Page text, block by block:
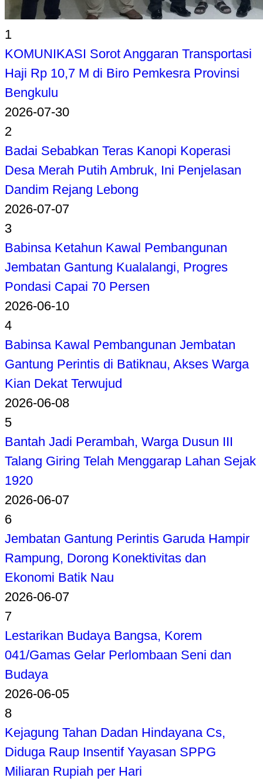
1
KOMUNIKASI Sorot Anggaran Transportasi
Haji Rp 10,7 M di Biro Pemkesra Provinsi
Bengkulu
2026-07-30
2
Badai Sebabkan Teras Kanopi Koperasi
Desa Merah Putih Ambruk, Ini Penjelasan
Dandim Rejang Lebong
2026-07-07
3
Babinsa Ketahun Kawal Pembangunan
Jembatan Gantung Kualalangi, Progres
Pondasi Capai 70 Persen
2026-06-10
4
Babinsa Kawal Pembangunan Jembatan
Gantung Perintis di Batiknau, Akses Warga
Kian Dekat Terwujud
2026-06-08
5
Bantah Jadi Perambah, Warga Dusun III
Talang Giring Telah Menggarap Lahan Sejak
1920
2026-06-07
6
Jembatan Gantung Perintis Garuda Hampir
Rampung, Dorong Konektivitas dan
Ekonomi Batik Nau
2026-06-07
7
Lestarikan Budaya Bangsa, Korem
041/Gamas Gelar Perlombaan Seni dan
Budaya
2026-06-05
8
Kejagung Tahan Dadan Hindayana Cs,
Diduga Raup Insentif Yayasan SPPG
Miliaran Rupiah per Hari